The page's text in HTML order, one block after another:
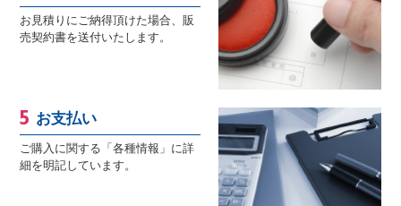
お見積りにご納得頂けた場合、販
売契約書を送付いたします。
お支払い
ご購入に関する「各種情報」に詳
細を明記しています。